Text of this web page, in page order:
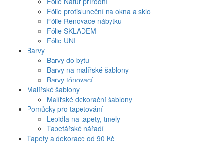
Fólie protisluneční na okna a sklo
Fólie Renovace nábytku
Fólie SKLADEM
Fólie UNI
Barvy
Barvy do bytu
Barvy na malířské šablony
Barvy tónovací
Malířské šablony
Malířské dekorační šablony
Pomůcky pro tapetování
Lepidla na tapety, tmely
Tapetářské nářadí
Tapety a dekorace od 90 Kč